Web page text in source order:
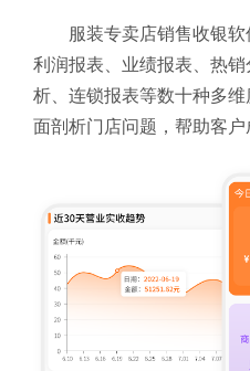
服装专卖店销售收银软
利润报表、业绩报表、热
析、连锁报表等数十种多
面剖析门店问题，帮助客户